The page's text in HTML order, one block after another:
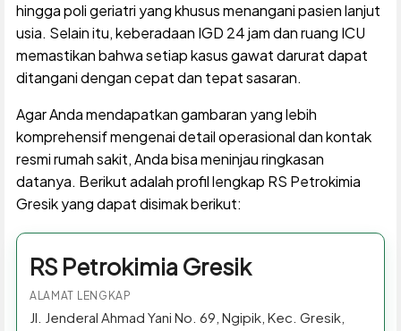
hingga poli geriatri yang khusus menangani pasien lanjut
usia. Selain itu, keberadaan IGD 24 jam dan ruang ICU
memastikan bahwa setiap kasus gawat darurat dapat
ditangani dengan cepat dan tepat sasaran.
Agar Anda mendapatkan gambaran yang lebih
komprehensif mengenai detail operasional dan kontak
resmi rumah sakit, Anda bisa meninjau ringkasan
datanya. Berikut adalah profil lengkap RS Petrokimia
Gresik yang dapat disimak berikut:
RS Petrokimia Gresik
ALAMAT LENGKAP
Jl. Jenderal Ahmad Yani No. 69, Ngipik, Kec. Gresik,